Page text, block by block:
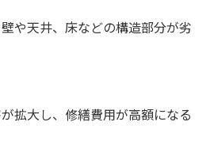
や天井、床などの構造部分が劣
拡大し、修繕費用が高額になる